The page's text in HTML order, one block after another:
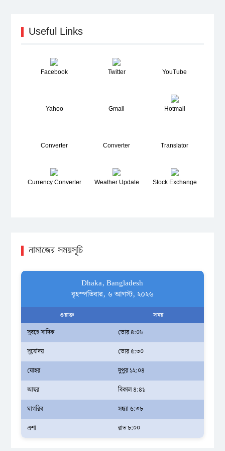
Useful Links
Facebook Twitter YouTube
Yahoo Gmail Hotmail
Converter Converter Translator
Currency Converter Weather Update Stock Exchange
নামাজের সময়সূচি
Dhaka, Bangladesh
বৃহস্পতিবার, ৬ আগস্ট, ২০২৬
ওয়াক্ত সময়
সুবহে সাদিক
ভোর ৪:০৮
সূর্যোদয়
ভোর ৫:৩০
যোহর
দুপুর ১২:০৪
আছর
বিকাল ৪:৪১
মাগরিব
সন্ধ্যা ৬:৩৮
এশা
রাত ৮:০০